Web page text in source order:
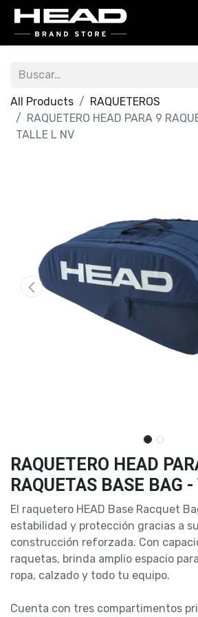
All Products
RAQUETEROS
RAQUETERO HEAD PARA 9
TALLE L NV
RAQUETERO HEAD
RAQUETAS BASE BAG
El raquetero HEAD Base Racquet
estabilidad y protección gracias a
construcción reforzada. Con
raquetas, brinda amplio espacio
ropa, calzado y todo tu equipo.
Cuenta con tres compartimentos